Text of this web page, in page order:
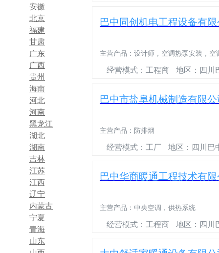
巴中同创机电工程设备有
主营产品： 设计师，空调热泵安装，
经营模式：工程商 地区：四川
巴中市盐阜机械制造有限
主营产品： 防排烟
经营模式：工厂 地区：四川巴
巴中华商暖通工程技术有
主营产品： 中央空调，供热系统
经营模式：工程商 地区：四川
安徽
北京
福建
甘肃
广东
广西
贵州
海南
河北
河南
黑龙江
湖北
湖南
吉林
江苏
江西
辽宁
内蒙古
宁夏
青海
山东